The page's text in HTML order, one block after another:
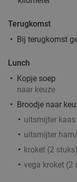
Terugkomst
Bij terugkomst
Lunch
Kopje soep
naar keuze
Broodje naar
uitsmijter kaas
uitsmijter
kroket (2 stuks)
vega kroket (2